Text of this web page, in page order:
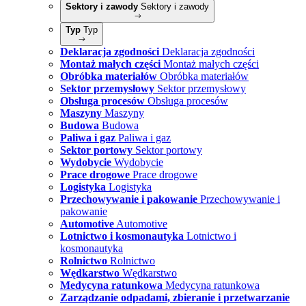
Sektory i zawody Sektory i zawody
Typ Typ
Deklaracja zgodności Deklaracja zgodności
Montaż małych części Montaż małych części
Obróbka materiałów Obróbka materiałów
Sektor przemysłowy Sektor przemysłowy
Obsługa procesów Obsługa procesów
Maszyny Maszyny
Budowa Budowa
Paliwa i gaz Paliwa i gaz
Sektor portowy Sektor portowy
Wydobycie Wydobycie
Prace drogowe Prace drogowe
Logistyka Logistyka
Przechowywanie i pakowanie Przechowywanie i
pakowanie
Automotive Automotive
Lotnictwo i kosmonautyka Lotnictwo i
kosmonautyka
Rolnictwo Rolnictwo
Wędkarstwo Wędkarstwo
Medycyna ratunkowa Medycyna ratunkowa
Zarządzanie odpadami, zbieranie i przetwarzanie